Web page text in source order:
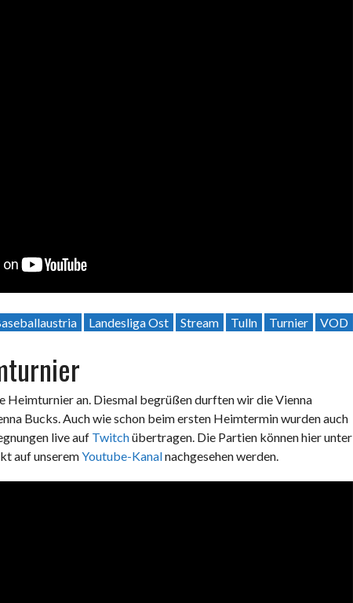
Landesliga Ost Stream Tulln Turnier VOD
Heimturnier an. Diesmal begrüßen durften wir die Vienna
Bucks. Auch wie schon beim ersten Heimtermin wurden auch
live auf Twitchübertragen. Die Partien können hier unter
auf unseremYoutube-Kanalnachgesehen werden.